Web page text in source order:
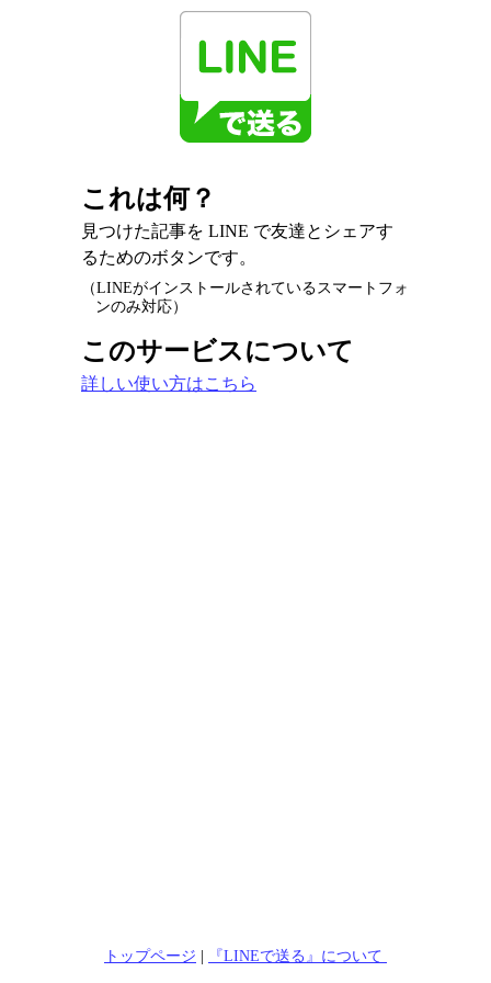
これは何？
見つけた記事を LINE で友達とシェアす
るためのボタンです。
（LINEがインストールされているスマートフォ
ンのみ対応）
このサービスについて
詳しい使い方はこちら
トップページ | 『LINEで送る』について